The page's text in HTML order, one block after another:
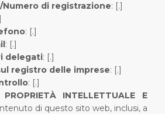
Numero di registrazione: [.]
: [.]
: [.]
delegati: [.]
registro delle imprese: [.]
: [.]
INTELLETTUALE E
di questo sito web, inclusi, a